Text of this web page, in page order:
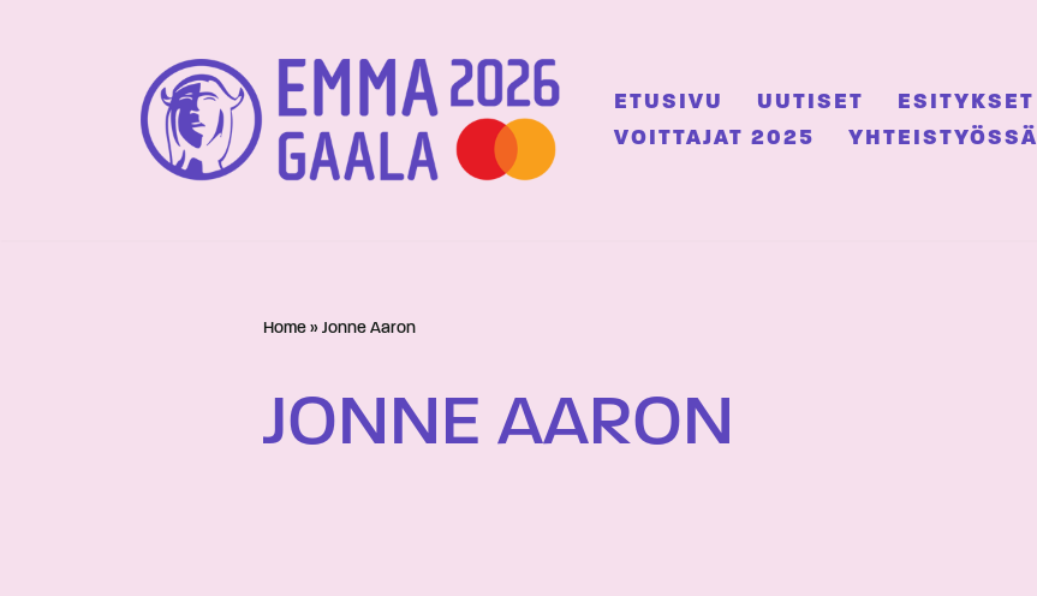
ETUSIVU UUTISET ESITYKSET
VOITTAJAT 2025
YHTEISTYÖSSÄ
Home » Jonne Aaron
JONNE AARON